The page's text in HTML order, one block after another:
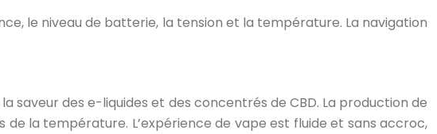
le niveau de batterie, la tension et la température. La navigation
des e-liquides et des concentrés de CBD. La production de
la température. L’expérience de vape est fluide et sans accroc,